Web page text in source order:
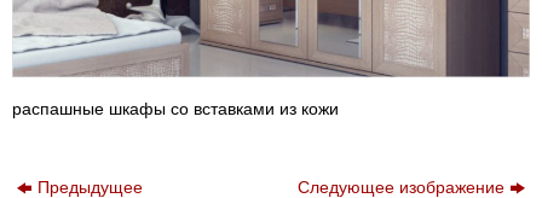
распашные шкафы со вставками из кожи
Предыдущее
Следующее изображение